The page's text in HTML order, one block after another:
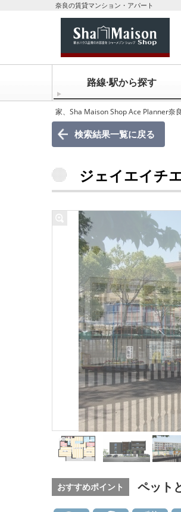
奈良の賃貸マンション・アパート
路線·駅から探す
家、Sha Maison Shop Ace Planner奈
検索結果一覧に戻る
ジェイエイチ
おすすめポイント ペット